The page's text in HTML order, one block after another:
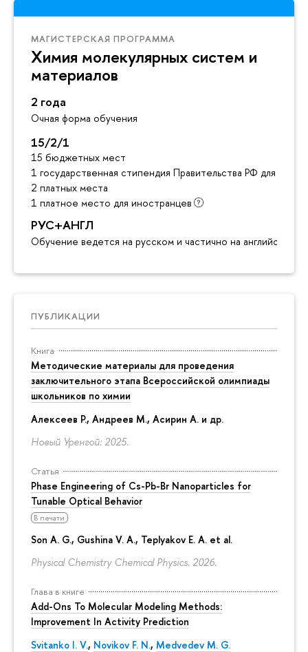
МАГИСТЕРСКАЯ ПРОГРАММА
Химия молекулярных систем и
материалов
2 года
Очная форма обучения
15/2/1
15 бюджетных мест
1 государственная стипендия Правительства РФ для
2 платных места
1 платное место для иностранцев
РУС+АНГЛ
Обучение ведется на русском и частично на английском
ПУБЛИКАЦИИ
Книга
Методические материалы для проведения
заключительного этапа Всероссийской олимпиады
школьников по химии
Алексеев Р., Андреев М., Асирин А. и др.
Новый Уренгой: 2025.
Статья
Phase Engineering of Cs-Pb-Br Nanoparticles for
Tunable Optical Behavior
В печати
Son A. G., Gushina V. A., Teplyakov E. A. et al.
Physical Chemistry Chemical Physics. 2026.
Глава в книге
Add-Ons To Molecular Modeling Methods:
Improvement In Activity Prediction
Svitanko I. V., Novikov F. N., Medvedev M. G.